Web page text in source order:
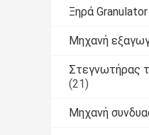
Ξηρά
Μηχανή
Στεγνωτήρας
(21)
Μηχανή